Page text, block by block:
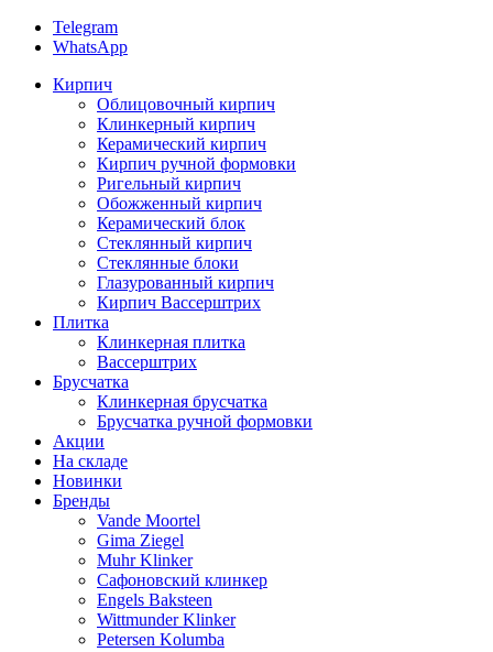
Telegram
WhatsApp
Кирпич
Облицовочный кирпич
Клинкерный кирпич
Керамический кирпич
Кирпич ручной формовки
Ригельный кирпич
Обожженный кирпич
Керамический блок
Стеклянный кирпич
Стеклянные блоки
Глазурованный кирпич
Кирпич Вассерштрих
Плитка
Клинкерная плитка
Вассерштрих
Брусчатка
Клинкерная брусчатка
Брусчатка ручной формовки
Акции
На складе
Новинки
Бренды
Vande Moortel
Gima Ziegel
Muhr Klinker
Сафоновский клинкер
Engels Baksteen
Wittmunder Klinker
Petersen Kolumba